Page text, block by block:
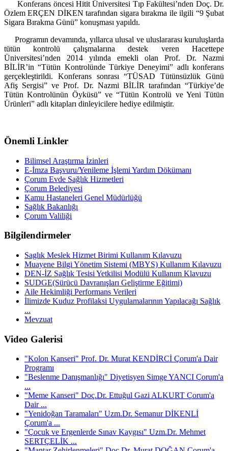
Konferans öncesi Hitit Üniversitesi Tıp Fakültesi’nden Doç. Dr.
Özlem ERÇEN DİKEN tarafından sigara bırakma ile ilgili “9 Şubat
Sigara Bırakma Günü” konuşması yapıldı.
Programın devamında, yıllarca ulusal ve uluslararası kuruluşlarda
tütün kontrolü çalışmalarına destek veren Hacettepe
Üniversitesi’nden 2014 yılında emekli olan Prof. Dr. Nazmi
BİLİR’in “Tütün Kontrolünde Türkiye Deneyimi” adlı konferans
gerçekleştirildi. Konferans sonrası “TÜSAD Tütünsüzlük Günü
Afiş Sergisi” ve Prof. Dr. Nazmi BİLİR tarafından “Türkiye’de
Tütün Kontrolünün Öyküsü” ve “Tütün Kontrolü ve Yeni Tütün
Ürünleri” adlı kitapları dinleyicilere hediye edilmiştir.
Önemli Linkler
Bilimsel Araştırma İzinleri
E-İmza Başvuru/Yenileme İşlemi Yardım Dökümanı
Çorum Evde Sağlık Hizmetleri
Çorum Belediyesi
Kamu Hastaneleri Genel Müdürlüğü
Sağlık Bakanlığı
Çorum Valiliği
Bilgilendirmeler
Saglık Meslek Hizmet Birimi Kullanım Kılavuzu
Muayene Bilgi Yönetim Sistemi (MBYS) Kullanım Kılavuzu
DEN-İZ Sağlık Tesisi Yetkilisi Modülü Kullanım Klavuzu
SUDGE(Sürücü Davranışları Geliştirme Eğitimi)
Aile Hekimliği Performans Verileri
İlimizde Kuduz Profilaksi Uygulamalarının Yapılacağı Sağlık
...
Mevzuat
Video Galerisi
"Kolon Kanseri" Prof. Dr. Murat KENDİRCİ Çorum'a Dair
Programı
"Beslenme Danışmanlığı" Diyetisyen Simge YANCI Çorum'a
...
"Meme Kanseri" Doç.Dr. Ettuğul Gazi ALKURT Çorum'a
Dair ...
"Yenidoğan Taramaları" Uzm.Dr. Semanur DİKENLİ
Çorum'a ...
"Çocuk ve Ergenlerde Sınav Kaygısı" Uzm.Dr. Mehmet
SERTÇELİK ...